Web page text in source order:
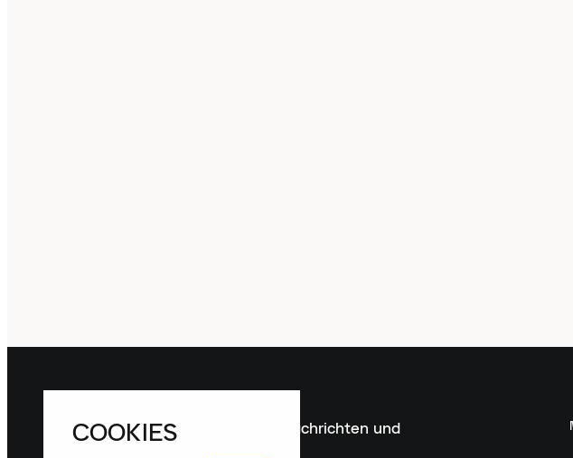
Melde dich für die neuesten Nachrichten und
Veröffentlichungen an
COOKIES